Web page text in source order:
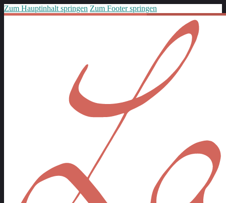
Zum Hauptinhalt springen Zum Footer springen